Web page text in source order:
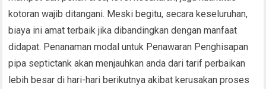
kotoran wajib ditangani. Meski begitu, secara keseluruhan,
biaya ini amat terbaik jika dibandingkan dengan manfaat
didapat. Penanaman modal untuk Penawaran Penghisapan
pipa septictank akan menjauhkan anda dari tarif perbaikan
lebih besar di hari-hari berikutnya akibat kerusakan proses